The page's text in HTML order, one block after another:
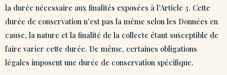
la durée nécessaire aux finalités exposées à l’Article 3. Cette
durée de conservation n’est pas la même selon les Données en
cause, la nature et la finalité de la collecte étant susceptible de
faire varier cette durée. De même, certaines obligations
légales imposent une durée de conservation spécifique.